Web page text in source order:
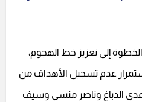
إلى تعزيز خط الهجوم،
عدم تسجيل الأهداف من
عدي الدباغ وناصر منسي وسيف